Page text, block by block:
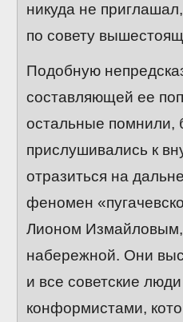
никуда не
по совету
Подобную
составляющей ее
остальные помнили,
прислушивались к
отразиться на
феномен
Лионом Измайловым,
набережной. Они
и все советские
конформистами,